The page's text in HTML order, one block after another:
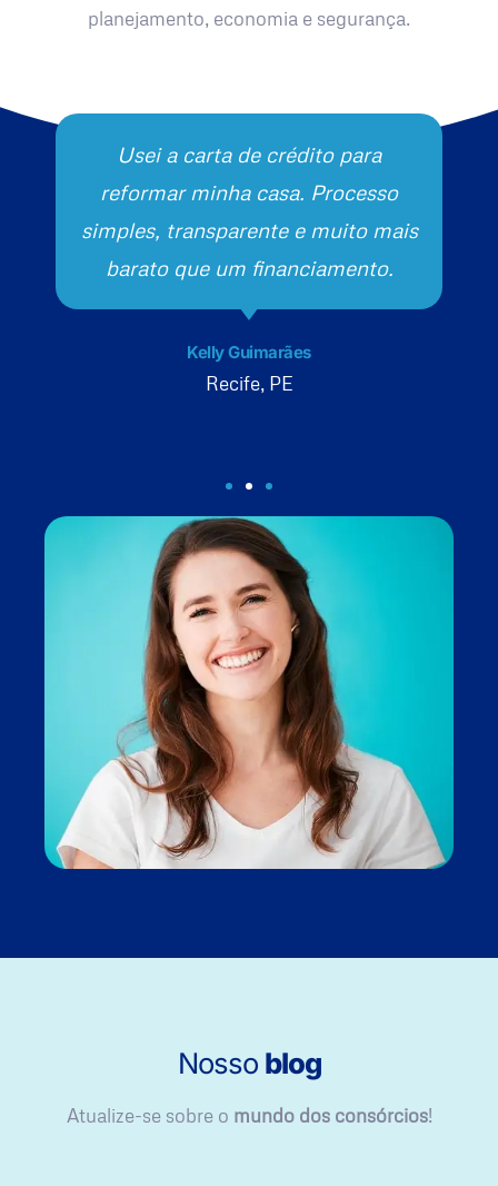
planejamento, economia e segurança.
Usei a carta de crédito para
reformar minha casa. Processo
simples, transparente e muito mais
barato que um financiamento.
Kelly Guimarães
Recife, PE
Nosso blog
Atualize-se sobre o mundo dos consórcios!